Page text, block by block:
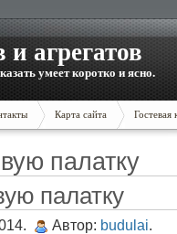
агрегатов
умеет коротко и ясно.
Карта сайта Гостевая
палатку
палатку
Автор: budulai.